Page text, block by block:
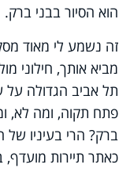
הוא הסיור בבני ברק.
זה נשמע לי מאוד
מביא אותך, חילוני
תל אביב הגדולה על
פתח תקוה, ומה לא,
ברק? הרי בעיניו
כאתר תיירות